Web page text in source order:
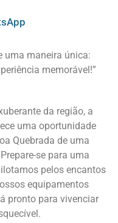
uma maneira única:
memorável!”
da região, a
uma oportunidade
Quebrada de uma
se para uma
pelos encantos
equipamentos
pronto para vivenciar